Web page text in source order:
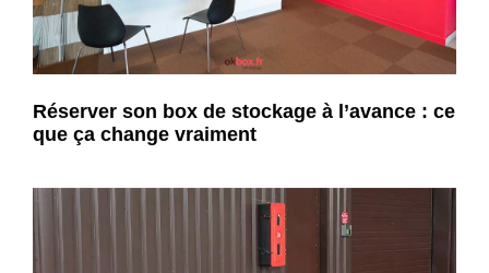
Réserver son box de stockage à l’avance : ce
que ça change vraiment